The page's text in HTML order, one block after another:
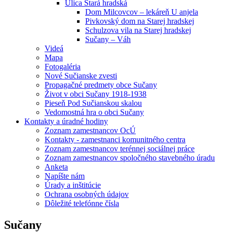
Ulica Stará hradská
Dom Milcovcov – lekáreň U anjela
Pivkovský dom na Starej hradskej
Schulzova vila na Starej hradskej
Sučany – Váh
Videá
Mapa
Fotogaléria
Nové Sučianske zvesti
Propagačné predmety obce Sučany
Život v obci Sučany 1918-1938
Pieseň Pod Sučianskou skalou
Vedomostná hra o obci Sučany
Kontakty a úradné hodiny
Zoznam zamestnancov OcÚ
Kontakty - zamestnanci komunitného centra
Zoznam zamestnancov terénnej sociálnej práce
Zoznam zamestnancov spoločného stavebného úradu
Anketa
Napíšte nám
Úrady a inštitúcie
Ochrana osobných údajov
Dôležité telefónne čísla
Sučany